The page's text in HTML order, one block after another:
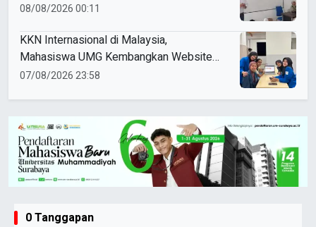
08/08/2026 00:11
KKN Internasional di Malaysia,
Mahasiswa UMG Kembangkan Website
Pengenalan Budaya Indonesia
07/08/2026 23:58
0 Tanggapan